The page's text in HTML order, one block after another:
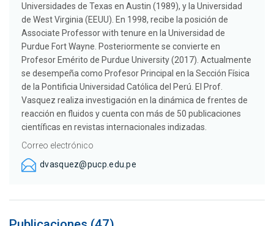
Universidades de Texas en Austin (1989), y la Universidad
de West Virginia (EEUU). En 1998, recibe la posición de
Associate Professor with tenure en la Universidad de
Purdue Fort Wayne. Posteriormente se convierte en
Profesor Emérito de Purdue University (2017). Actualmente
se desempeña como Profesor Principal en la Sección Física
de la Pontificia Universidad Católica del Perú. El Prof.
Vasquez realiza investigación en la dinámica de frentes de
reacción en fluidos y cuenta con más de 50 publicaciones
científicas en revistas internacionales indizadas.
Correo electrónico
dvasquez@pucp.edu.pe